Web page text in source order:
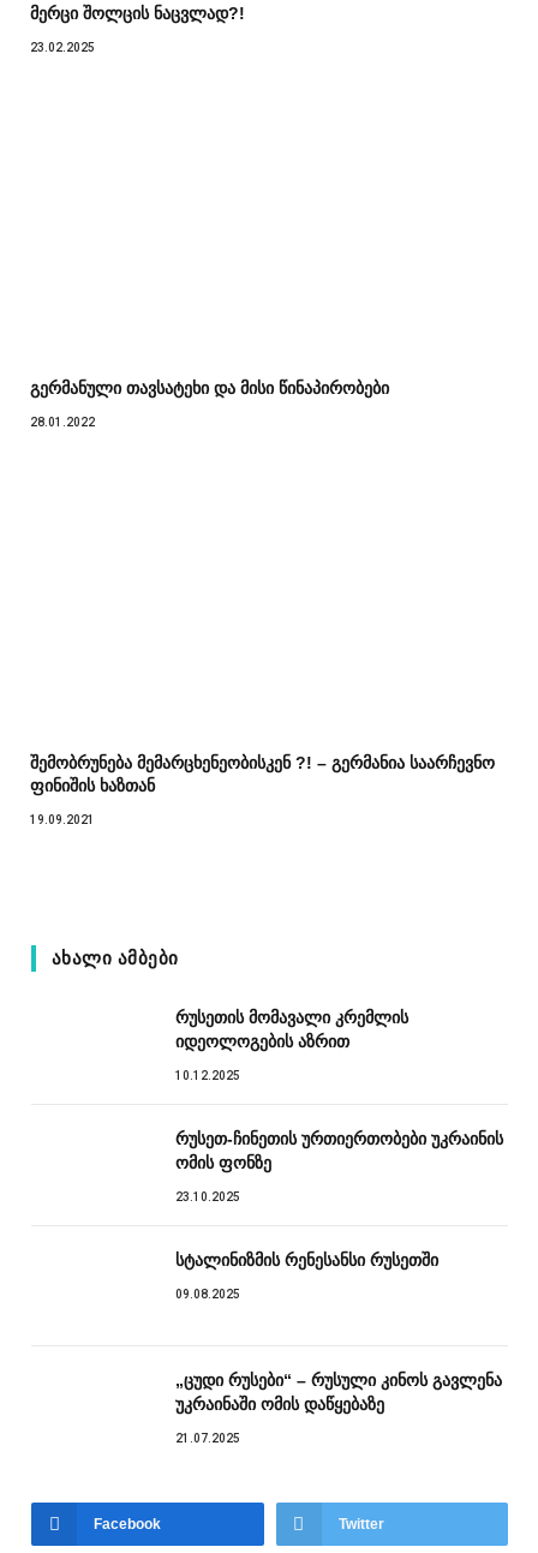
მერცი შოლცის ნაცვლად?!
23.02.2025
გერმანული თავსატეხი და მისი წინაპირობები
28.01.2022
შემობრუნება მემარცხენეობისკენ ?! – გერმანია საარჩევნო
ფინიშის ხაზთან
19.09.2021
ᲐᲮᲐᲚᲘ ᲐᲛᲑᲔᲑᲘ
რუსეთის მომავალი კრემლის
იდეოლოგების აზრით
10.12.2025
რუსეთ-ჩინეთის ურთიერთობები უკრაინის
ომის ფონზე
23.10.2025
სტალინიზმის რენესანსი რუსეთში
09.08.2025
„ცუდი რუსები“ – რუსული კინოს გავლენა
უკრაინაში ომის დაწყებაზე
21.07.2025
Facebook Twitter